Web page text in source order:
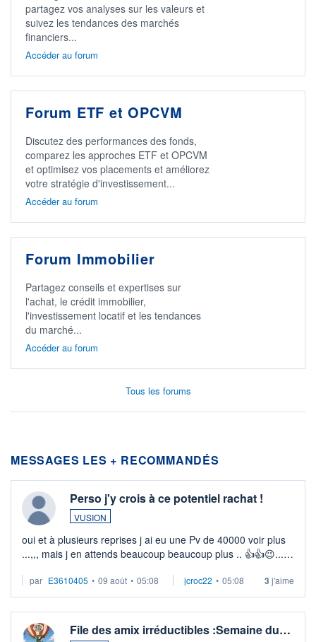
partagez vos analyses sur les valeurs et
suivez les tendances des marchés
financiers...
Accéder au forum
Forum ETF et OPCVM
Discutez des performances des fonds,
comparez les approches ETF et OPCVM
et optimisez vos placements et améliorez
votre stratégie d'investissement...
Accéder au forum
Forum Immobilier
Partagez conseils et expertises sur
l'achat, le crédit immobilier,
l'investissement locatif et les tendances
du marché...
Accéder au forum
Tous les forums
MESSAGES LES + RECOMMANDÉS
Perso j'y crois à ce potentiel rachat !
VUSION
oui et à plusieurs reprises j ai eu une Pv de 40000 voir plus
...,,, mais j en attends beaucoup beaucoup plus .. 👍👍😉...
par E3610405 • 09 août • 05:08 jcroc22 • 05:08 3 j'aime
File des amix irréductibles :Semaine du…